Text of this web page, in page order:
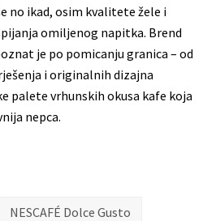
no ikad, osim kvalitete žele i
omiljenog napitka. Brend
je po pomicanju granica – od
i originalnih dizajna
palete vrhunskih okusa kafe koja
nepca.
NESCAFÉ Dolce Gusto